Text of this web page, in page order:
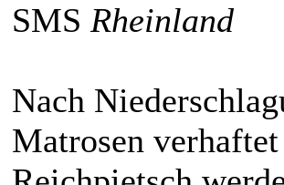
SMS Rheinland
Nach
Matrosen